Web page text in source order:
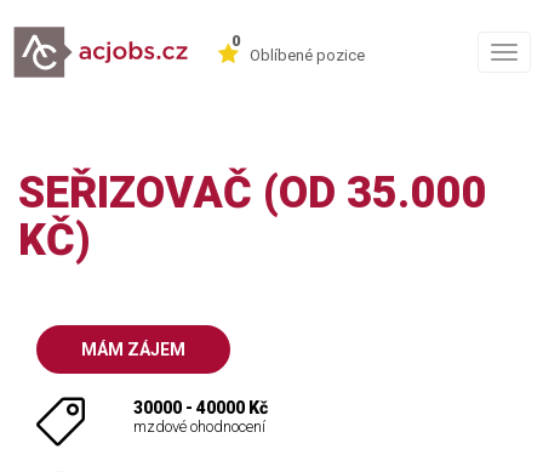
0
Oblíbené pozice
SEŘIZOVAČ (OD 35.000
KČ)
MÁM ZÁJEM
30000 - 40000 Kč
mzdové ohodnocení